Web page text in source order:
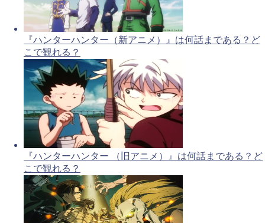
『ハンターハンター（新アニメ）』は何話まである？ど
こで観れる？
『ハンターハンター （旧アニメ）』は何話まである？ど
こで観れる？